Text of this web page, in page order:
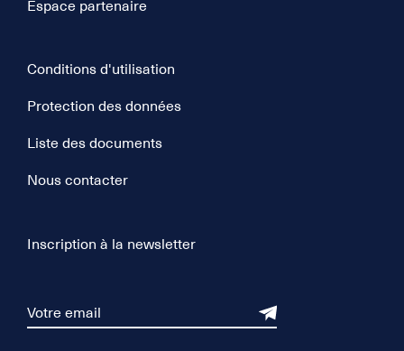
Espace partenaire
Conditions d'utilisation
Protection des données
Liste des documents
Nous contacter
Inscription à la newsletter